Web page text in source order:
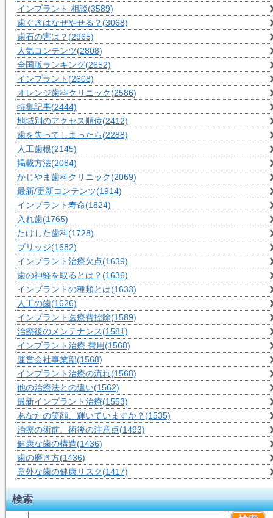
インプラント 相談(3589)
歯ぐきはなぜやせる？ (3068)
歯石の害は？ (2965)
人気コンテンツ(2808)
全国版ランキング(2652)
インプラント (2608)
オレンジ歯科クリニック(2586)
特集記事(2444)
地域別のアクセス順位(2412)
歯を失ってしまったら(2288)
人工歯根(2145)
掲載方法(2084)
かじやま歯科クリニック(2069)
最新/更新コンテンツ(1914)
インプラント寿命(1824)
入れ歯(1765)
たけした歯科(1728)
ブリッジ(1682)
インプラント治療欠点(1639)
歯の神経を取るとは？ (1636)
インプラントの種類とは(1633)
人工の歯(1626)
インプラント医療費控除(1589)
治療後のメンテナンス(1581)
インプラント治療 費用(1568)
運営会社事業部(1568)
インプラント治療の流れ(1568)
他の治療法との違い(1562)
最新インプラント治療(1553)
あなたの笑顔、輝いていますか？ (1535)
治療の術前、術後の注意点(1493)
健康な歯の構造(1436)
歯の磨き方(1436)
意外な歯の健康リスク(1417)
検索